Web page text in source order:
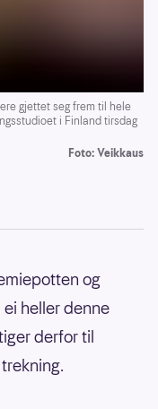
gjettet seg frem til hele
i Finland tirsdag
Foto: Veikkaus
og
heller denne
derfor til